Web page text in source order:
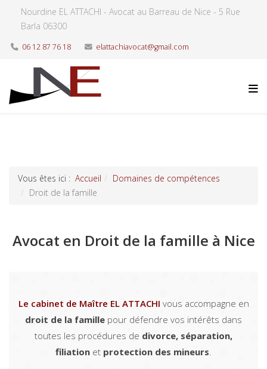
Nourdine EL ATTACHI - Avocat au Barreau de Nice - 5 Rue
Barla 06300
06 12 87 76 18 elattachiavocat@gmail.com
Vous êtes ici : Accueil
Domaines de compétences
Droit de la famille
Avocat en Droit de la famille à Nice
Le cabinet de Maître EL ATTACHI vous accompagne en
droit de la famille pour défendre vos intérêts dans
toutes les procédures de divorce, séparation,
filiation et protection des mineurs.